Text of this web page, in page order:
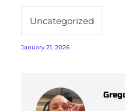
Uncategorized
January 21, 2026